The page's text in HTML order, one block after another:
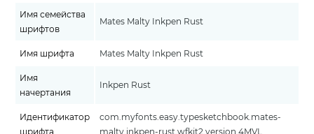
Имя семейства
шрифтов
Mates Malty Inkpen Rust
Имя шрифта Mates Malty Inkpen Rust
Имя
начертания
Inkpen Rust
Идентификатор
шрифта
com.myfonts.easy.typesketchbook.mates-
malty.inkpen-rust.wfkit2.version.4MVL